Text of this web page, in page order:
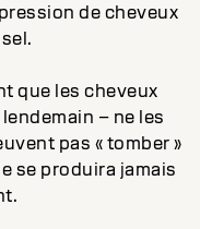
de cheveux
que les cheveux
– ne les
pas « tomber »
se produira jamais